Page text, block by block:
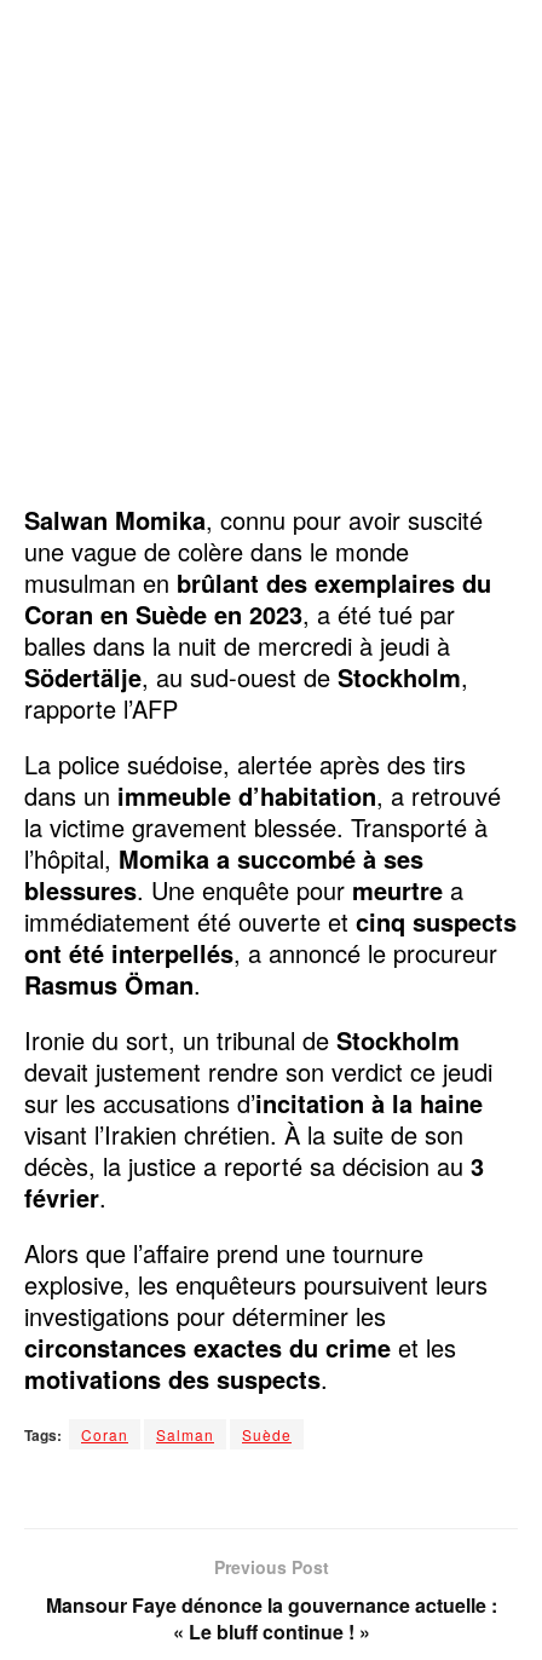
Salwan Momika, connu pour avoir suscité
une vague de colère dans le monde
musulman en brûlant des exemplaires du
Coran en Suède en 2023, a été tué par
balles dans la nuit de mercredi à jeudi à
Södertälje, au sud-ouest de Stockholm,
rapporte l’AFP
La police suédoise, alertée après des tirs
dans un immeuble d’habitation, a retrouvé
la victime gravement blessée. Transporté à
l’hôpital, Momika a succombé à ses
blessures. Une enquête pour meurtre a
immédiatement été ouverte et cinq suspects
ont été interpellés, a annoncé le procureur
Rasmus Öman.
Ironie du sort, un tribunal de Stockholm
devait justement rendre son verdict ce jeudi
sur les accusations d’incitation à la haine
visant l’Irakien chrétien. À la suite de son
décès, la justice a reporté sa décision au 3
février.
Alors que l’affaire prend une tournure
explosive, les enquêteurs poursuivent leurs
investigations pour déterminer les
circonstances exactes du crime et les
motivations des suspects.
Tags: Coran Salman Suède
Previous Post
Mansour Faye dénonce la gouvernance actuelle :
« Le bluff continue ! »